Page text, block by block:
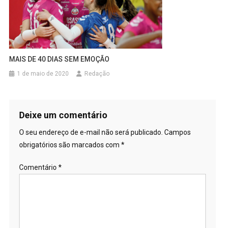
MAIS DE 40 DIAS SEM EMOÇÃO
1 de maio de 2020 Redação
Deixe um comentário
O seu endereço de e-mail não será publicado. Campos
obrigatórios são marcados com *
Comentário *